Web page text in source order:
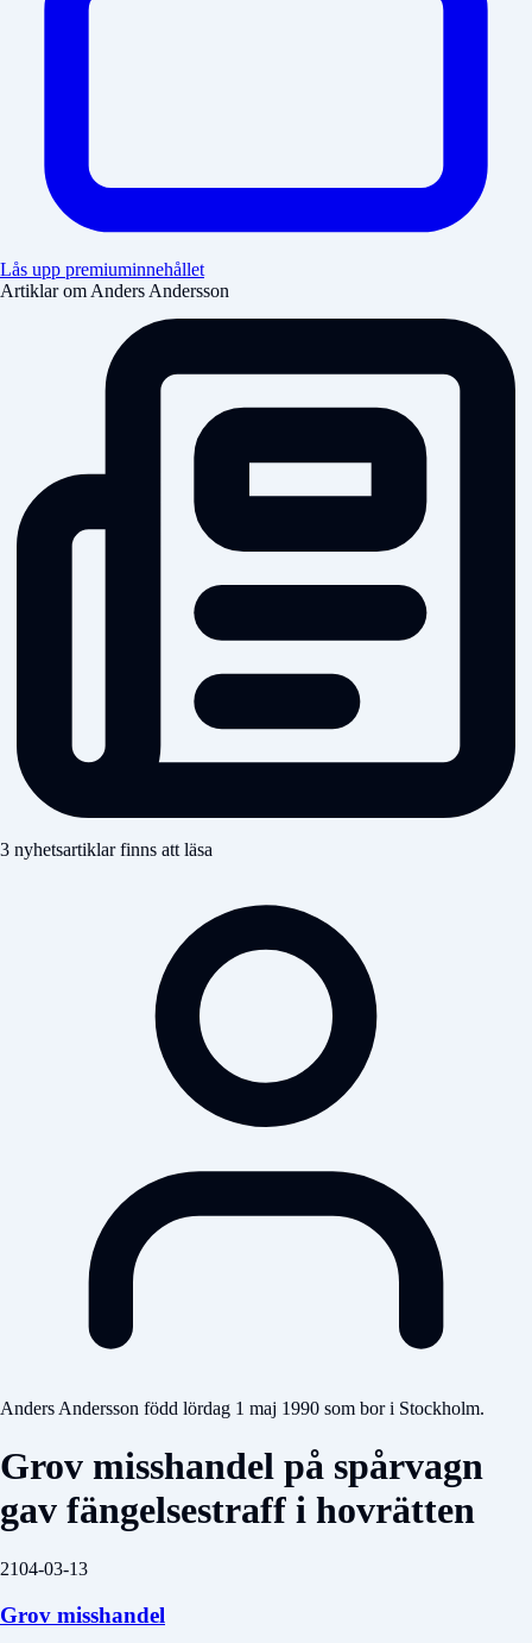
Lås upp premiuminnehållet
Artiklar om Anders Andersson
3 nyhetsartiklar finns att läsa
Anders Andersson född lördag 1 maj 1990 som bor i Stockholm.
Grov misshandel på spårvagn
gav fängelsestraff i hovrätten
2104-03-13
Grov misshandel